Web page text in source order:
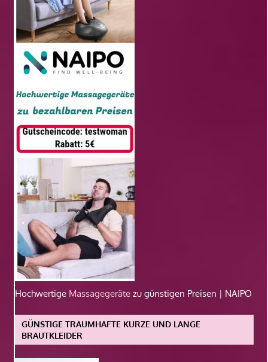
Hochwertige Massagegeräte zu günstigen Preisen | NAIPO
GÜNSTIGE TRAUMHAFTE KURZE UND LANGE
BRAUTKLEIDER